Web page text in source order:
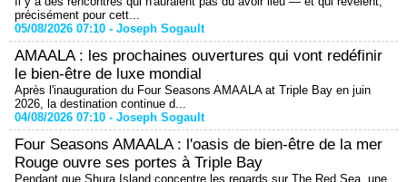
précisément pour cett...
05/08/2026 07:10 - Joseph Sogault
AMAALA : les prochaines ouvertures qui vont redéfinir
le bien-être de luxe mondial
Après l'inauguration du Four Seasons AMAALA at Triple Bay en juin
2026, la destination continue d...
04/08/2026 07:10 - Joseph Sogault
Four Seasons AMAALA : l'oasis de bien-être de la mer
Rouge ouvre ses portes à Triple Bay
Pendant que Shura Island concentre les regards sur The Red Sea, une